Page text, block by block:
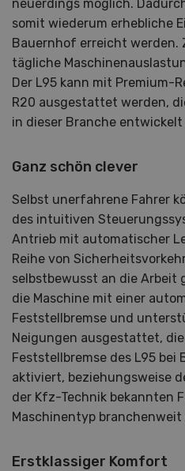
neuerdings möglich.
somit wiederum erhebliche
Bauernhof erreicht werden.
tägliche
Der L95 kann mit Premium-
R20 ausgestattet werden,
in dieser Branche
Ganz schön clever
Selbst unerfahrene Fahrer
des intuitiven
Antrieb mit automatischer
Reihe von
selbstbewusst an die Arbeit
die Maschine mit einer
Feststellbremse und
Neigungen ausgestattet,
Feststellbremse des L95
aktiviert, beziehungsweise
der Kfz-Technik bekannten
Maschinentyp
Erstklassiger Komfort